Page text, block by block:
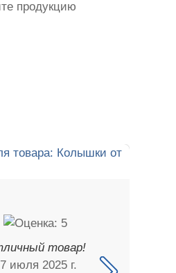
продукцию
товар!
июля 2025 г.